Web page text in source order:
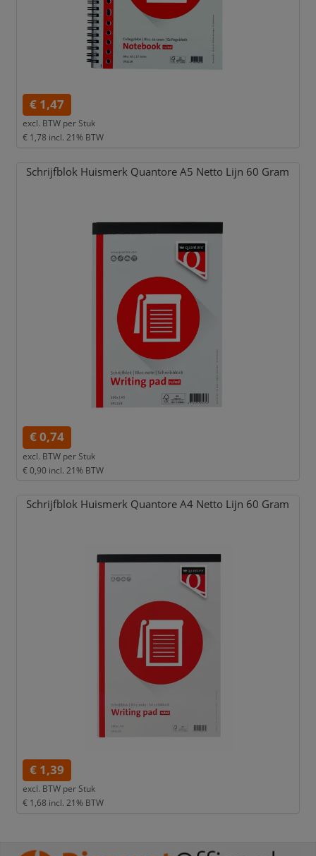
€ 1,47
excl. BTW per Stuk
€ 1,78 incl. 21% BTW
Schrijfblok Huismerk Quantore A5 Netto Lijn 60 Gram
€ 0,74
excl. BTW per Stuk
€ 0,90 incl. 21% BTW
Schrijfblok Huismerk Quantore A4 Netto Lijn 60 Gram
€ 1,39
excl. BTW per Stuk
€ 1,68 incl. 21% BTW